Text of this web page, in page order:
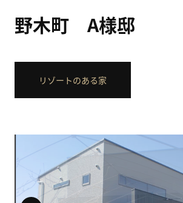
野木町 A様邸
リゾートのある家